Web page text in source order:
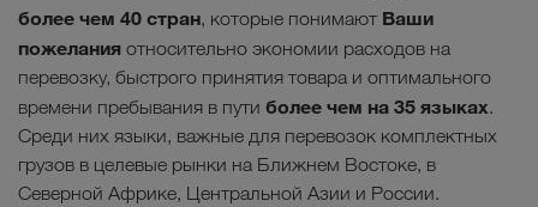
более чем 40 стран, которые понимают Ваши
пожелания относительно экономии расходов на
перевозку, быстрого принятия товара и оптимального
времени пребывания в пути более чем на 35 языках.
Среди них языки, важные для перевозок комплектных
грузов в целевые рынки на Ближнем Востоке, в
Северной Африке, Центральной Азии и России.